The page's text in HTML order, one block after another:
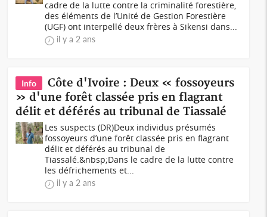
cadre de la lutte contre la criminalité forestière,
des éléments de l’Unité de Gestion Forestière
(UGF) ont interpellé deux frères à Sikensi dans...
il y a 2 ans
Info
Côte d'Ivoire : Deux « fossoyeurs
» d'une forêt classée pris en flagrant
délit et déférés au tribunal de Tiassalé
Les suspects (DR)Deux individus présumés
fossoyeurs d’une forêt classée pris en flagrant
délit et déférés au tribunal de
Tiassalé.&nbsp;Dans le cadre de la lutte contre
les défrichements et...
il y a 2 ans